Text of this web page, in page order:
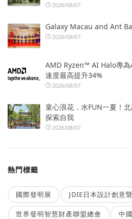
2026/08/07
Galaxy Macau and Ant
2026/08/07
AMD Ryzen™ AI Halo專
速度最高提升34%
2026/08/07
童心浪花．水FUN一夏！
探索自我
2026/08/07
熱門標籤
國際發明展 JDIE日本設計創意
世界發明智慧財產聯盟總會 中